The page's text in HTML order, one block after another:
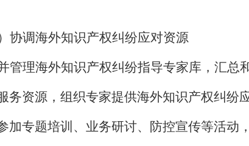
协调海外知识产权纠纷应对资源
管理海外知识产权纠纷指导专家库，汇总
务资源，组织专家提供海外知识产权纠纷
加专题培训、业务研讨、防控宣传等活动